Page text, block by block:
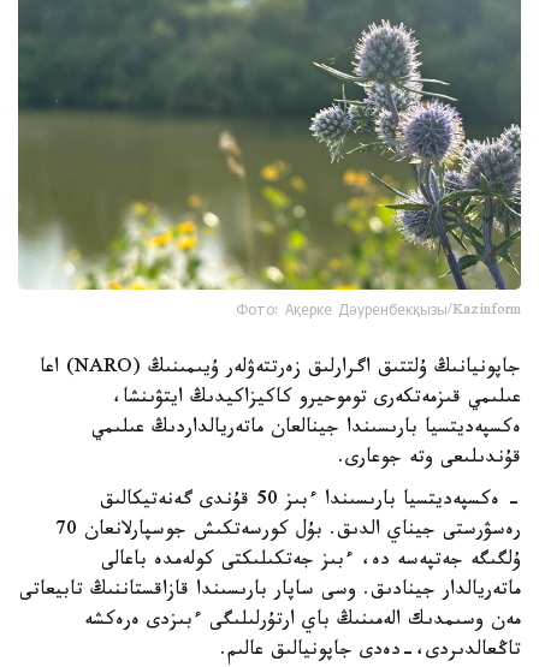
Фото: Ақерке Дәуренбекқызы/Kazinform
جاپونيانىڭ ۇلتتىق اگرارلىق زەرتتەۋلەر ۇيىمىنىڭ (NARO) اعا
عىلىمي قىزمەتكەرى توموحيرو كاكيزاكيدىڭ ايتۋىنشا،
ەكسپەديتسيا بارىسىندا جينالعان ماتەريالداردىڭ عىلىمي
قۇندىلىعى وتە جوعارى.
- ەكسپەديتسيا بارىسىندا ءبىز 50 قۇندى گەنەتيكالىق
رەسۋرستى جيناي الدىق. بۇل كورسەتكىش جوسپارلانعان 70
ۇلگىگە جەتپەسە دە، ءبىز جەتكىلىكتى كولەمدە باعالى
ماتەريالدار جينادىق. وسى ساپار بارىسىندا قازاقستاننىڭ تابيعاتى
مەن وسىمدىك الەمىنىڭ باي ارتۇرلىلىگى ءبىزدى ەرەكشە
تاڭعالدىردى،-دەدى جاپونيالىق عالىم.